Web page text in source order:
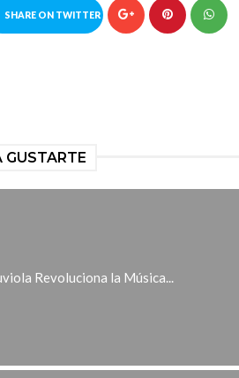
SHARE ON TWITTER
GUSTARTE
Revoluciona la Música...